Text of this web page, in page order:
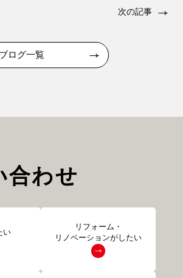
次の記事
ブログ一覧
合わせ
い
リフォーム・
リノベーションがしたい